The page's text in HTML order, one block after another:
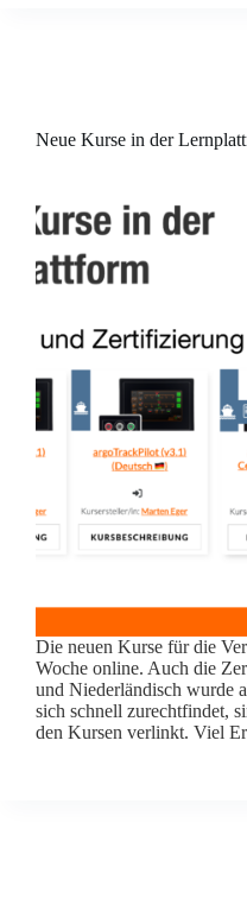
Neue Kurse in der
Die neuen Kurse für die
Woche online. Auch die
und Niederländisch wurde
sich schnell zurechtfindet,
den Kursen verlinkt. Viel